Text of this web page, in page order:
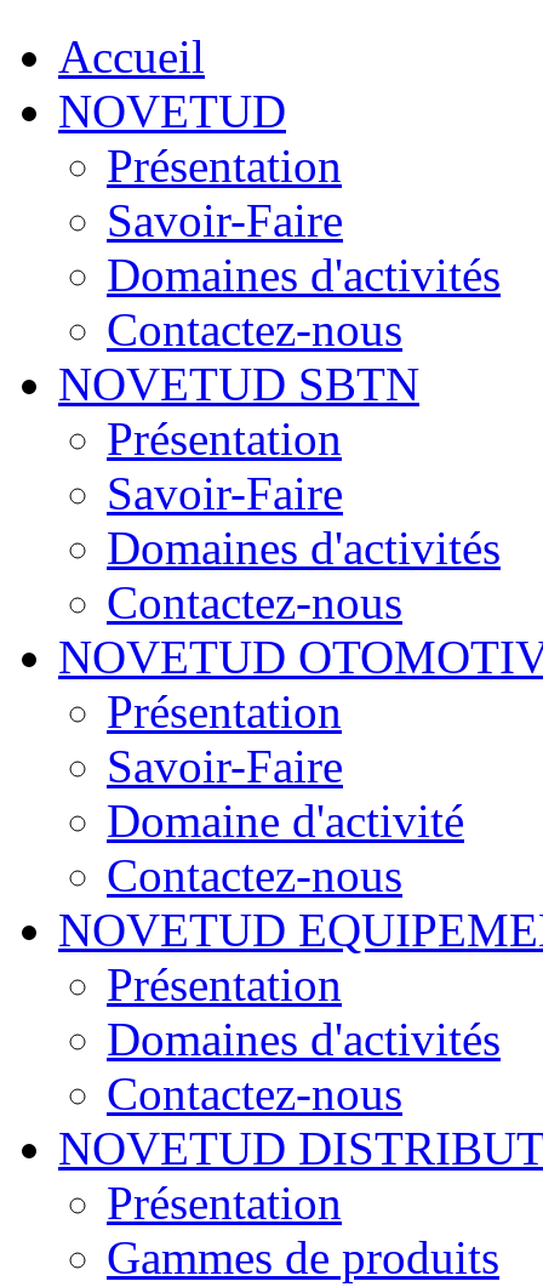
Accueil
NOVETUD
Présentation
Savoir-Faire
Domaines d'activités
Contactez-nous
NOVETUD SBTN
Présentation
Savoir-Faire
Domaines d'activités
Contactez-nous
NOVETUD
Présentation
Savoir-Faire
Domaine d'activité
Contactez-nous
NOVETUD
Présentation
Domaines d'activités
Contactez-nous
NOVETUD
Présentation
Gammes de produits